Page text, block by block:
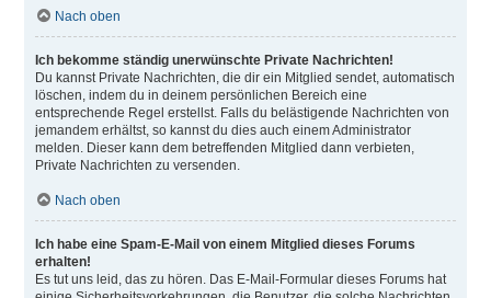
Nach oben
Ich bekomme ständig unerwünschte Private Nachrichten!
Du kannst Private Nachrichten, die dir ein Mitglied sendet, automatisch
löschen, indem du in deinem persönlichen Bereich eine
entsprechende Regel erstellst. Falls du belästigende Nachrichten von
jemandem erhältst, so kannst du dies auch einem Administrator
melden. Dieser kann dem betreffenden Mitglied dann verbieten,
Private Nachrichten zu versenden.
Nach oben
Ich habe eine Spam-E-Mail von einem Mitglied dieses Forums
erhalten!
Es tut uns leid, das zu hören. Das E-Mail-Formular dieses Forums hat